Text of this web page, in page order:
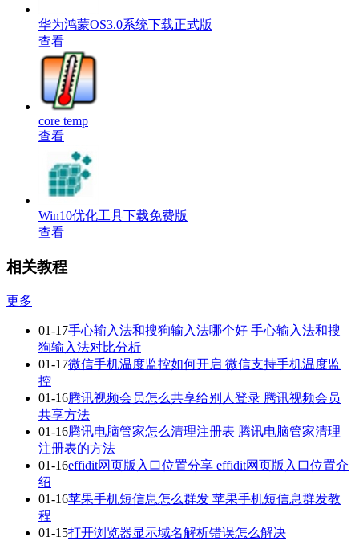
华为鸿蒙OS3.0系统下载正式版
查看
core temp
查看
Win10优化工具下载免费版
查看
相关教程
更多
01-17手心输入法和搜狗输入法哪个好 手心输入法和搜
狗输入法对比分析
01-17微信手机温度监控如何开启 微信支持手机温度监
控
01-16腾讯视频会员怎么共享给别人登录 腾讯视频会员
共享方法
01-16腾讯电脑管家怎么清理注册表 腾讯电脑管家清理
注册表的方法
01-16effidit网页版入口位置分享 effidit网页版入口位置介
绍
01-16苹果手机短信息怎么群发 苹果手机短信息群发教
程
01-15打开浏览器显示域名解析错误怎么解决